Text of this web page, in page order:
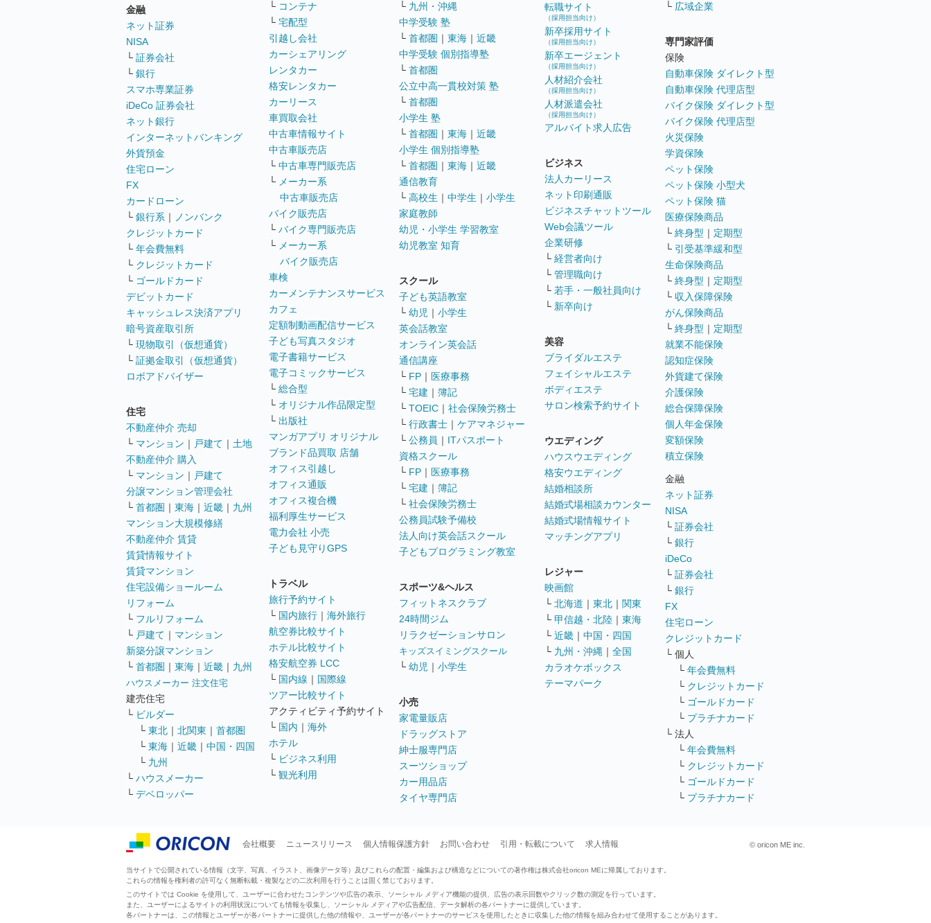
金融
ネット証券
NISA
└ 証券会社
└ 銀行
スマホ専業証券
iDeCo 証券会社
ネット銀行
インターネットバンキング
外貨預金
住宅ローン
FX
カードローン
└ 銀行系 ｜
ノンバンク
クレジットカード
└ 年会費無料
└ クレジットカード
└ ゴールドカード
デビットカード
キャッシュレス決済アプリ
暗号資産取引所
└ 現物取引（仮想通貨）
└ 証拠金取引（仮想通貨）
ロボアドバイザー
住宅
不動産仲介 売却
└ マンション ｜ 戸建て ｜ 土地
不動産仲介 購入
└ マンション ｜ 戸建て
分譲マンション管理会社
└ 首都圏 ｜ 東海 ｜ 近畿 ｜ 九州
マンション大規模修繕
不動産仲介 賃貸
賃貸情報サイト
賃貸マンション
住宅設備ショールーム
リフォーム
└ フルリフォーム
└ 戸建て ｜ マンション
新築分譲マンション
└ 首都圏 ｜ 東海 ｜ 近畿 ｜ 九州
ハウスメーカー 注文住宅
建売住宅
└ ビルダー
└ 東北 ｜ 北関東 ｜ 首都圏
└ 東海 ｜ 近畿 ｜ 中国・四国
└ 九州
└ ハウスメーカー
└ デベロッパー
└ コンテナ
└ 宅配型
引越し会社
カーシェアリング
レンタカー
格安レンタカー
カーリース
車買取会社
中古車情報サイト
中古車販売店
└ 中古車専門販売店
└ メーカー系
中古車販売店
バイク販売店
└ バイク専門販売店
└ メーカー系
バイク販売店
車検
カーメンテナンスサービス
カフェ
定額制動画配信サービス
子ども写真スタジオ
電子書籍サービス
電子コミックサービス
└ 総合型
└ オリジナル作品限定型
└ 出版社
マンガアプリ オリジナル
ブランド品買取 店舗
オフィス引越し
オフィス通販
オフィス複合機
福利厚生サービス
電力会社 小売
子ども見守りGPS
トラベル
旅行予約サイト
└ 国内旅行 ｜ 海外旅行
航空券比較サイト
ホテル比較サイト
格安航空券 LCC
└ 国内線 ｜ 国際線
ツアー比較サイト
アクティビティ予約サイト
└ 国内 ｜ 海外
ホテル
└ ビジネス利用
└ 観光利用
└ 九州・沖縄
中学受験 塾
└ 首都圏 ｜ 東海 ｜ 近畿
中学受験 個別指導塾
└ 首都圏
公立中高一貫校対策 塾
└ 首都圏
小学生 塾
└ 首都圏 ｜ 東海 ｜ 近畿
小学生 個別指導塾
└ 首都圏 ｜ 東海 ｜ 近畿
通信教育
└ 高校生 ｜ 中学生 ｜ 小学生
家庭教師
幼児・小学生 学習教室
幼児教室 知育
スクール
子ども英語教室
└ 幼児 ｜ 小学生
英会話教室
オンライン英会話
通信講座
└ FP ｜ 医療事務
└ 宅建 ｜ 簿記
└ TOEIC ｜ 社会保険労務士
└ 行政書士 ｜ ケアマネジャー
└ 公務員 ｜ ITパスポート
資格スクール
└ FP ｜ 医療事務
└ 宅建 ｜ 簿記
└ 社会保険労務士
公務員試験予備校
法人向け英会話スクール
子どもプログラミング教室
スポーツ&ヘルス
フィットネスクラブ
24時間ジム
リラクゼーションサロン
キッズスイミングスクール
└ 幼児 ｜ 小学生
小売
家電量販店
ドラッグストア
紳士服専門店
スーツショップ
カー用品店
タイヤ専門店
転職サイト
（採用担当向け）
新卒採用サイト
（採用担当向け）
新卒エージェント
（採用担当向け）
人材紹介会社
（採用担当向け）
人材派遣会社
（採用担当向け）
アルバイト求人広告
ビジネス
法人カーリース
ネット印刷通販
ビジネスチャットツール
Web会議ツール
企業研修
└ 経営者向け
└ 管理職向け
└ 若手・一般社員向け
└ 新卒向け
美容
ブライダルエステ
フェイシャルエステ
ボディエステ
サロン検索予約サイト
ウエディング
ハウスウエディング
格安ウエディング
結婚相談所
結婚式場相談カウンター
結婚式場情報サイト
マッチングアプリ
レジャー
映画館
└ 北海道 ｜ 東北 ｜ 関東
└ 甲信越・北陸 ｜ 東海
└ 近畿 ｜ 中国・四国
└ 九州・沖縄 ｜ 全国
カラオケボックス
テーマパーク
└ 広域企業
専門家評価
保険
自動車保険 ダイレクト型
自動車保険 代理店型
バイク保険 ダイレクト型
バイク保険 代理店型
火災保険
学資保険
ペット保険
ペット保険 小型犬
ペット保険 猫
医療保険商品
└ 終身型 ｜ 定期型
└ 引受基準緩和型
生命保険商品
└ 終身型 ｜ 定期型
└ 収入保障保険
がん保険商品
└ 終身型 ｜ 定期型
就業不能保険
認知症保険
外貨建て保険
介護保険
総合保障保険
個人年金保険
変額保険
積立保険
金融
ネット証券
NISA
└ 証券会社
└ 銀行
iDeCo
└ 証券会社
└ 銀行
FX
住宅ローン
クレジットカード
└ 個人
└ 年会費無料
└ クレジットカード
└ ゴールドカード
└ プラチナカード
└ 法人
└ 年会費無料
└ クレジットカード
└ ゴールドカード
└ プラチナカード
会社概要 ニュースリリース 個人情報保護方針 お問い合わせ 引用・転載について 求人情報 © oricon ME inc.
当サイトで公開されている情報（文字、写真、イラスト、画像データ等）及びこれらの配置・編集および構造などについての著作権は株式会社oricon MEに帰属しております。
これらの情報を権利者の許可なく無断転載・複製などの二次利用を行うことは固く禁じております。
このサイトでは Cookie を使用して、ユーザーに合わせたコンテンツや広告の表示、ソーシャル メディア機能の提供、広告の表示回数やクリック数の測定を行っています。
また、ユーザーによるサイトの利用状況についても情報を収集し、ソーシャル メディアや広告配信、データ解析の各パートナーに提供しています。
各パートナーは、この情報とユーザーが各パートナーに提供した他の情報や、ユーザーが各パートナーのサービスを使用したときに収集した他の情報を組み合わせて使用することがあります。